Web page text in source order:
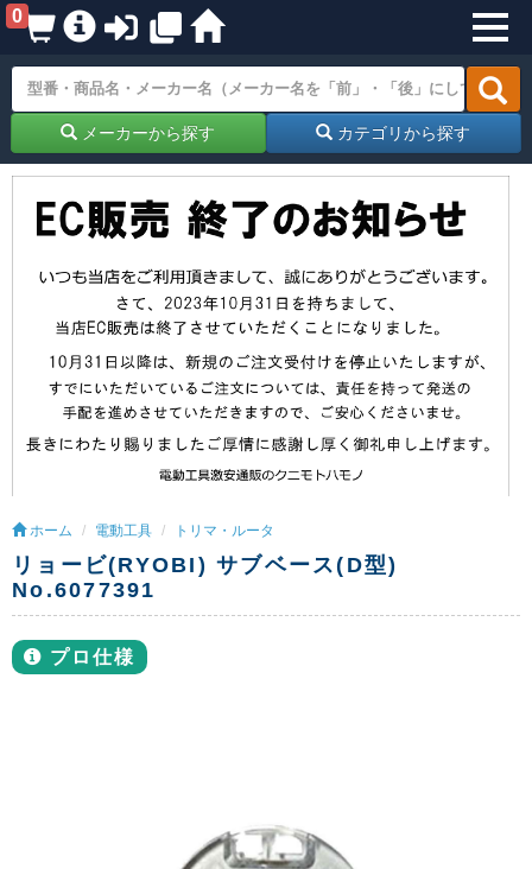
0
メーカーから探す カテゴリから探す
ホーム 電動工具 トリマ・ルータ
リョービ(RYOBI) サブベース(D型)
No.6077391
プロ仕様